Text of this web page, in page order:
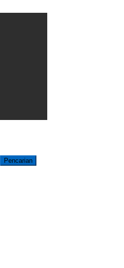
Pencarian